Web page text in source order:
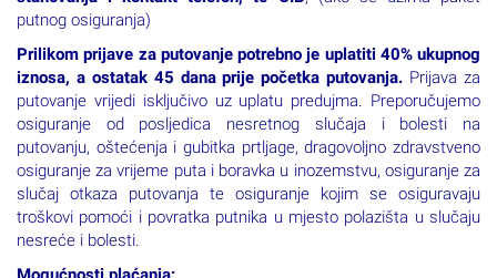
putnog osiguranja)
Prilikom prijave za putovanje potrebno je uplatiti 40% ukupnog
iznosa, a ostatak 45 dana prije početka putovanja.
Prijava za
putovanje vrijedi isključivo uz uplatu predujma. Preporučujemo
osiguranje od posljedica nesretnog slučaja i bolesti na
putovanju, oštećenja i gubitka prtljage, dragovoljno zdravstveno
osiguranje za vrijeme puta i boravka u inozemstvu, osiguranje za
slučaj otkaza putovanja te osiguranje kojim se osiguravaju
troškovi pomoći i povratka putnika u mjesto polazišta u slučaju
nesreće i bolesti.
Mogućnosti plaćanja: